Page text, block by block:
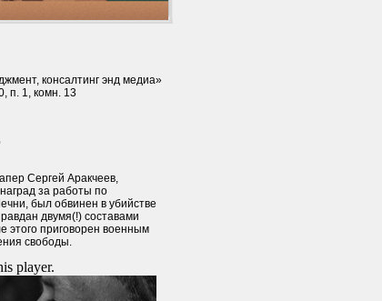
консалтинг энд медиа»
п. 1, комн. 13
Сергей Аракчеев,
за работы по
был обвинен в убийстве
двумя(!) составами
этого приговорен военным
свободы.
player.